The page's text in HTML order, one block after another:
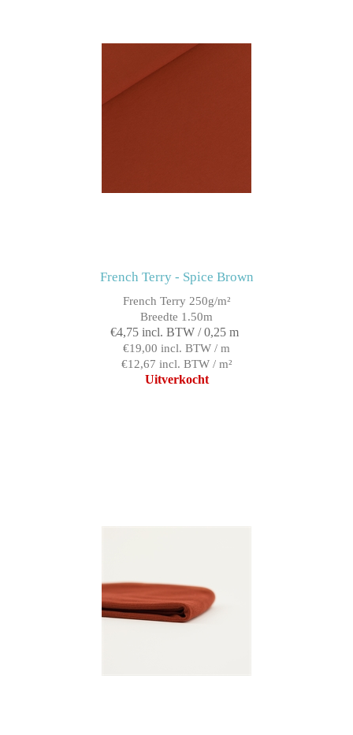
French Terry - Spice Brown
French Terry 250g/m²
Breedte 1.50m
€4,75 incl. BTW / 0,25 m
€19,00 incl. BTW / m
€12,67 incl. BTW / m²
Uitverkocht